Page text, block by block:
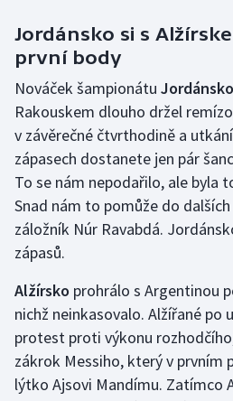
Jordánsko si s
první body
Nováček šampionátu Jordánsko
Rakouskem dlouho držel
v závěrečné čtvrthodině a
zápasech dostanete jen pár
To se nám nepodařilo, ale byla
Snad nám to pomůže do
záložník Núr Ravabdá.
zápasů.
Alžírsko prohrálo s Argentinou
nichž neinkasovalo. Alžířané
protest proti výkonu
zákrok Messiho, který v prvním
lýtko Ajsovi Mandímu. Zatímco